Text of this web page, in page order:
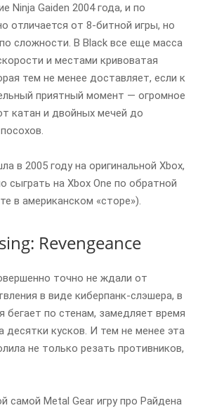
Ninja Gaiden 2004 года, и по
отличается от 8-битной игры, но
сложности. В Black все еще масса
и местами кривоватая
тем не менее доставляет, если к
приятный момент — огромное
катан и двойных мечей до
в 2005 году на оригинальной Xbox,
сыграть на Xbox One по обратной
в американском «сторе»).
Revengeance
точно не ждали от
в виде киберпанк-слэшера, в
бегает по стенам, замедляет время
десятки кусков. И тем не менее эта
не только резать противников,
самой Metal Gear игру про Райдена